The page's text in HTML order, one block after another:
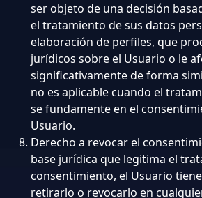
ser objeto de una decisión
el tratamiento de sus datos
elaboración de perfiles, que
jurídicos sobre el Usuario o le
significativamente de forma
no es aplicable cuando el
se fundamente en el
Usuario.
Derecho a revocar el
base jurídica que legitima el
consentimiento, el Usuario
retirarlo o revocarlo en